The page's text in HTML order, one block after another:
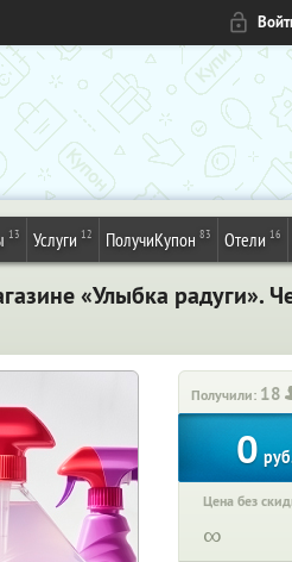
13 Услуги 12 ПолучиКупон 83 Отели 16
«Улыбка радуги».
Получили: 18
0
Цена без
∞